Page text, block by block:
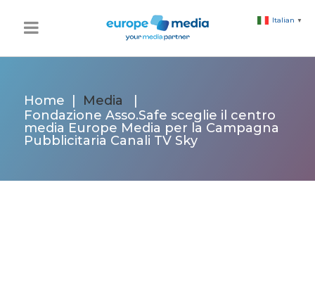
Home Media
Fondazione Asso.Safe sceglie il centro
media Europe Media per la Campagna
Pubblicitaria Canali TV Sky
Italian ▼